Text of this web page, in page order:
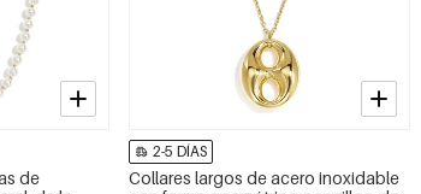
de
2-5 DÍAS
Collares largos de acero inoxidable